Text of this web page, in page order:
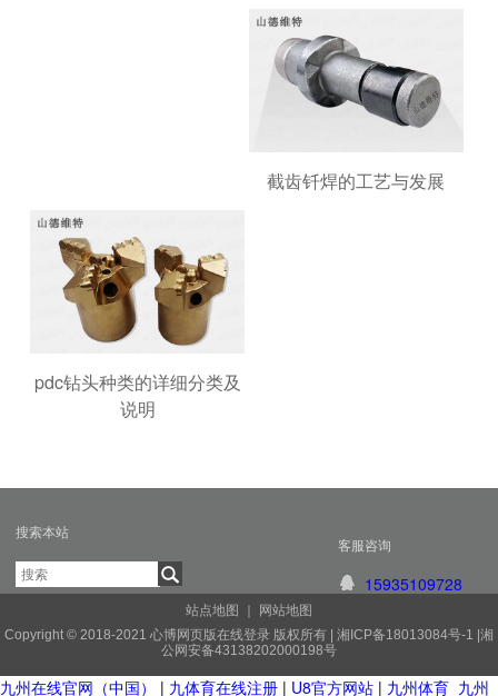
截齿钎焊的工艺与发展
pdc钻头种类的详细分类及
说明
搜索本站
客服咨询
15935109728
站点地图
网站地图
Copyright © 2018-2021 心博网页版在线登录 版权所有 |
湘ICP备18013084号-1 湘
公网安备43138202000198号
九州在线官网（中国） | 九体育在线注册 | U8官方网站 | 九州体育_九州